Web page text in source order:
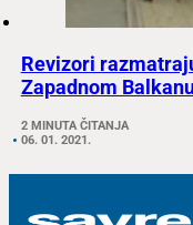
Revizori
Zapadnom
2 MINUTA ČITANJA
06. 01. 2021.